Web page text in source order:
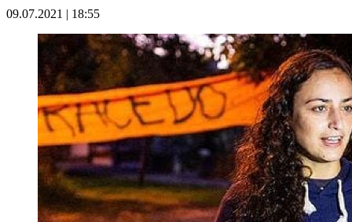
09.07.2021 | 18:55